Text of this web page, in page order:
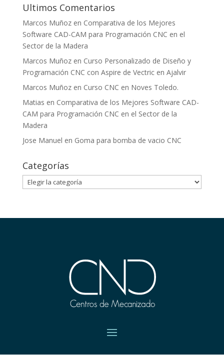
Ultimos Comentarios
Marcos Muñozen Comparativa de los Mejores
Software CAD-CAM para Programación CNC en el
Sector de la Madera
Marcos Muñozen Curso Personalizado de Diseño y
Programación CNC con Aspire de Vectric en Ajalvir
Marcos Muñozen Curso CNC en Noves Toledo.
Matias en Comparativa de los Mejores Software CAD-
CAM para Programación CNC en el Sector de la
Madera
Jose Manuel en Goma para bomba de vacio CNC
Categorías
Categorías